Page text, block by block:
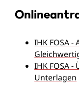
IHK FOSA
IHK FOSA
Unterlagen